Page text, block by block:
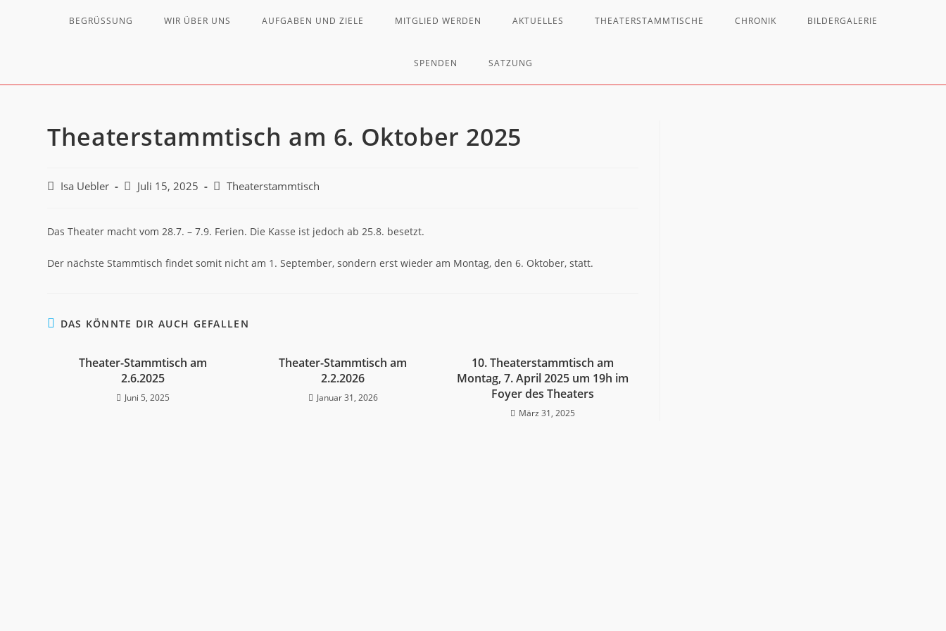
BEGRÜSSUNG WIR ÜBER UNS AUFGABEN UND ZIELE MITGLIED WERDEN AKTUELLES THEATERSTAMMTISCHE CHRONIK BILDERGALERIE
SPENDEN SATZUNG
Theaterstammtisch am 6. Oktober 2025
Isa Uebler Juli 15, 2025 Theaterstammtisch
Das Theater macht vom 28.7. – 7.9. Ferien. Die Kasse ist jedoch ab 25.8. besetzt.
Der nächste Stammtisch findet somit nicht am 1. September, sondern erst wieder am Montag, den 6. Oktober, statt.
DAS KÖNNTE DIR AUCH GEFALLEN
Theater-Stammtisch am
2.6.2025
Juni 5, 2025
Theater-Stammtisch am
2.2.2026
Januar 31, 2026
10. Theaterstammtisch am
Montag, 7. April 2025 um 19h im
Foyer des Theaters
März 31, 2025